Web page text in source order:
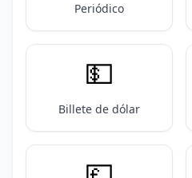
Periódico
💵
Billete de dólar